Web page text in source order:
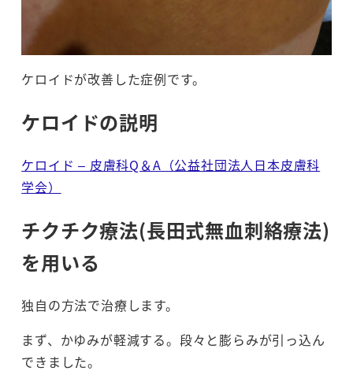
ケロイドが改善した症例です。
ケロイドの説明
ケロイド – 皮膚科Q＆A（公益社団法人日本皮膚科
学会）
チクチク療法(長田式無血刺絡療法)
を用いる
独自の方法で治療します。
まず、かゆみが軽減する。段々と膨らみが引っ込ん
できました。